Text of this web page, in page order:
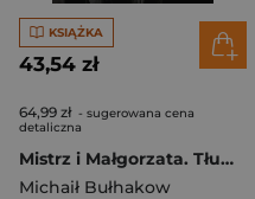
KSIĄŻKA
43,54 zł
64,99 zł - sugerowana cena
detaliczna
Mistrz i Małgorzata. Tłumaczenie Przebindów [2025]
Michaił Bułhakow